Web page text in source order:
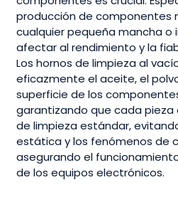
producción de componentes
cualquier pequeña mancha o
afectar al rendimiento y la
Los hornos de limpieza al
eficazmente el aceite, el
superficie de los
garantizando que cada pieza
de limpieza estándar,
estática y los fenómenos de
asegurando el
de los equipos electrónicos.